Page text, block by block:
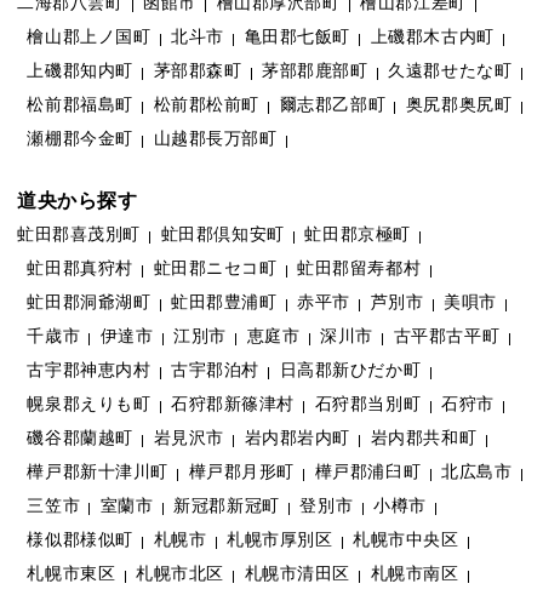
檜山郡上ノ国町
北斗市 亀田郡七飯町
上磯郡木古内町
上磯郡知内町
茅部郡森町 茅部郡鹿部町
久遠郡せたな町
松前郡福島町
松前郡松前町 爾志郡乙部町
奥尻郡奥尻町
瀬棚郡今金町
山越郡長万部町
道央から探す
虻田郡喜茂別町 虻田郡倶知安町
虻田郡京極町
虻田郡真狩村
虻田郡ニセコ町
虻田郡留寿都村
虻田郡洞爺湖町
虻田郡豊浦町 赤平市 芦別市
美唄市
千歳市
伊達市 江別市 恵庭市 深川市
古平郡古平町
古宇郡神恵内村
古宇郡泊村
日高郡新ひだか町
幌泉郡えりも町
石狩郡新篠津村 石狩郡当別町
石狩市
磯谷郡蘭越町
岩見沢市 岩内郡岩内町
岩内郡共和町
樺戸郡新十津川町
樺戸郡月形町 樺戸郡浦臼町
北広島市
三笠市
室蘭市 新冠郡新冠町 登別市
小樽市
様似郡様似町
札幌市 札幌市厚別区
札幌市中央区
札幌市東区
札幌市北区 札幌市清田区
札幌市南区